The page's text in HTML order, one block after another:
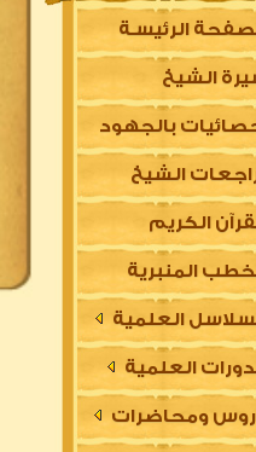
الرئيسـة
الشيخ
بالجهود
الشيخ
الكريم
المنبرية
العلمية
العلمية
ومحاضرات